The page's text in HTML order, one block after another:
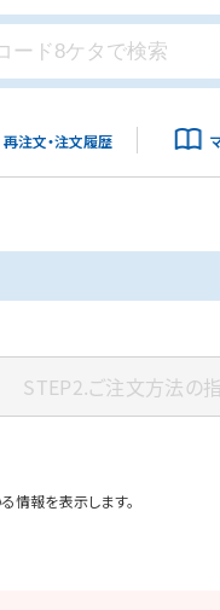
再注文・注文履歴
STEP2.ご注文方法の
報を表示します。